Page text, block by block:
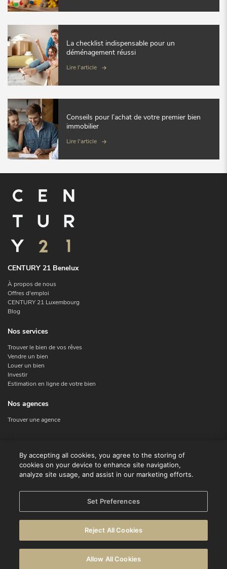
La checklist indispensable pour un
déménagement réussi
Lire l'article
Conseils pour l’achat de votre premier bien
immobilier
Lire l'article
CENTURY 21 Benelux
À propos de nous
Offres d'emploi
CENTURY 21 Luxembourg
Blog
Nos services
Trouver le bien de vos rêves
Vendre un bien
Louer un bien
Investir
Estimation en ligne de votre bien
Nos agences
Trouver une agence
Contact
Facebook
Déclaration de confidentialité
By accepting all cookies, you agree to the storing of
cookies on your device to enhance site navigation,
analyze site usage, and assist in our marketing efforts.
Set Preferences
Reject All Cookies
Allow All Cookies